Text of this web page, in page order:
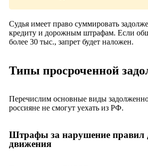
Судья имеет право суммировать
кредиту и дорожным штрафам. Если
более 30 тыс., запрет будет наложен.
Типы просроченной
Перечислим основные виды
россияне не смогут уехать из РФ.
Штрафы за нарушение правил
движения